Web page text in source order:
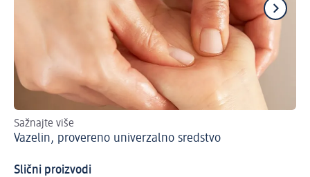
Sažnajte više
Vazelin, provereno univerzalno sredstvo
Slični proizvodi